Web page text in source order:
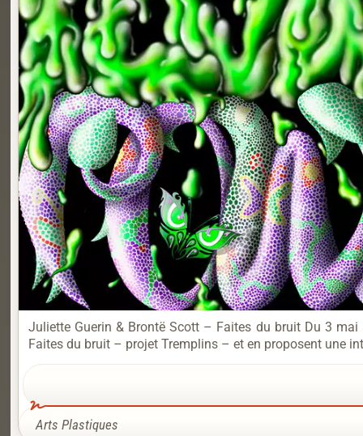
Juliette Guerin & Brontë Scott – Faites du bruit Du 3
Faites du bruit – projet Tremplins – et en proposent une
Arts Plastiques